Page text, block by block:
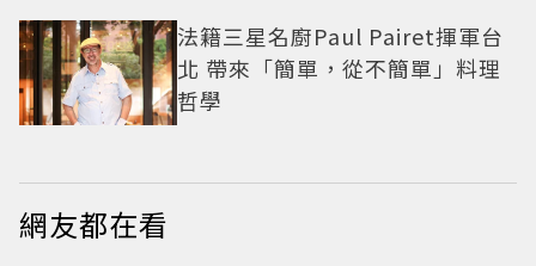
法籍三星名廚Paul Pairet揮軍台
北 帶來「簡單，從不簡單」料理
哲學
網友都在看